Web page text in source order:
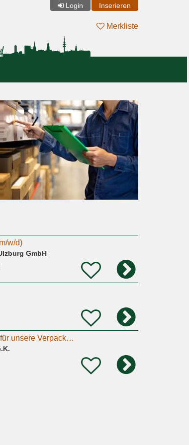
Login Inserieren
Merkliste
w/d)
GmbH
Auszeichner - Etikettierer / in für unsere Verpackung ( m/w/d )